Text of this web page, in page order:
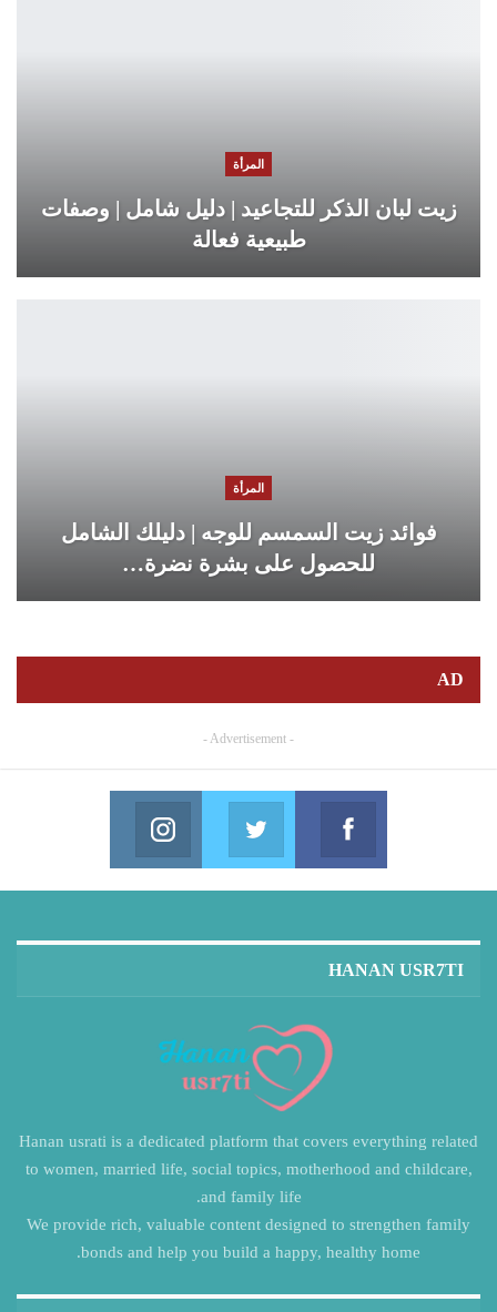
المرأة
زيت لبان الذكر للتجاعيد | دليل شامل | وصفات
طبيعية فعالة
المرأة
فوائد زيت السمسم للوجه | دليلك الشامل
للحصول على بشرة نضرة…
AD
- Advertisement -
Facebook
Join us on Facebook
Twitter
Join us on Twitter
HANAN USR7TI
Hanan usrati is a dedicated platform that covers everything related
to women, married life, social topics, motherhood and childcare,
and family life.
We provide rich, valuable content designed to strengthen family
bonds and help you build a happy, healthy home.